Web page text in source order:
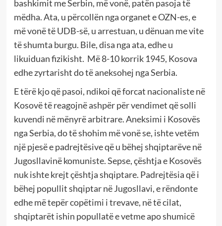
bashkimit me Serbin, më vonë, patën pasoja të
mëdha. Ata, u përcollën nga organet e OZN-es, e
më vonë të UDB-së, u arrestuan, u dënuan me vite
të shumta burgu. Bile, disa nga ata, edhe u
likuiduan fizikisht. Më 8-10 korrik 1945, Kosova
edhe zyrtarisht do të aneksohej nga Serbia.
E tërë kjo që pasoi, ndikoi që forcat nacionaliste në
Kosovë të reagojnë ashpër për vendimet që solli
kuvendi në mënyrë arbitrare. Aneksimi i Kosovës
nga Serbia, do të shohim më vonë se, ishte vetëm
një pjesë e padrejtësive që u bëhej shqiptarëve në
Jugosllavinë komuniste. Sepse, çështja e Kosovës
nuk ishte krejt çështja shqiptare. Padrejtësia që i
bëhej popullit shqiptar në Jugosllavi, e rëndonte
edhe më tepër copëtimi i trevave, në të cilat,
shqiptarët ishin popullatë e vetme apo shumicë